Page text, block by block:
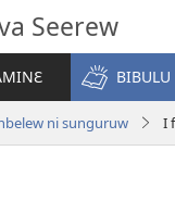
Seerew
ni sunguruw I